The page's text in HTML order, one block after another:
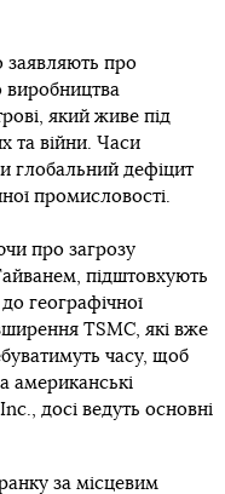
заявляють про
виробництва
який живе під
та війни. Часи
глобальний дефіцит
промисловості.
про загрозу
підштовхують
географічної
TSMC, які вже
часу, щоб
американські
досі ведуть основні
за місцевим